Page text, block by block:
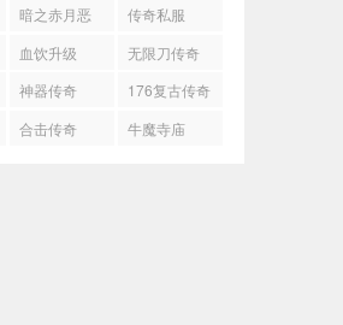
暗之赤月恶
魔
传奇私服
血饮升级
无限刀传奇
神器传奇
176复古传奇
合击传奇 牛魔寺庙